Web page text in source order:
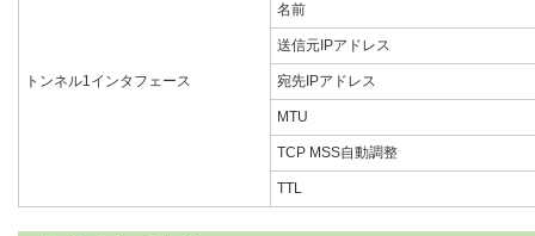
トンネル1インタフェース
名前
送信元IPアドレス
宛先IPアドレス
MTU
TCP MSS自動調整
TTL